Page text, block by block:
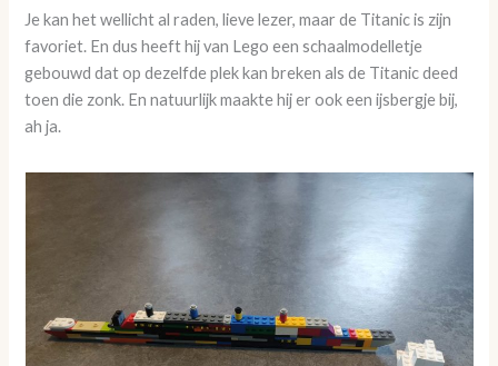
Je kan het wellicht al raden, lieve lezer, maar de Titanic is zijn
favoriet. En dus heeft hij van Lego een schaalmodelletje
gebouwd dat op dezelfde plek kan breken als de Titanic deed
toen die zonk. En natuurlijk maakte hij er ook een ijsbergje bij,
ah ja.